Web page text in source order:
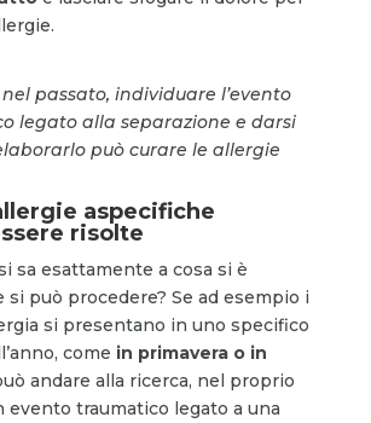
passato, individuare l’evento
legato alla separazione e darsi
può curare le allergie
aspecifiche
risolte
sa esattamente a cosa si è
si può procedere? Se ad esempio i
si presentano in uno specifico
come in primavera o in
andare alla ricerca, nel proprio
evento traumatico legato a una